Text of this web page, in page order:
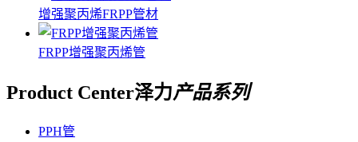
增强聚丙烯FRPP管材
FRPP增强聚丙烯管
Product Center泽力产品系列
PPH管